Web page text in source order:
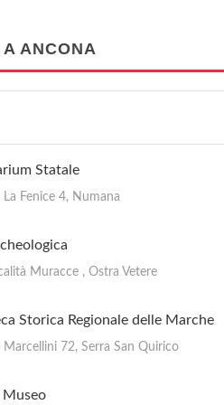
ANCONA
Statale
La Fenice 4, Numana
Muracce , Ostra Vetere
Storica Regionale delle Marche
Marcellini 72, Serra San Quirico
Museo